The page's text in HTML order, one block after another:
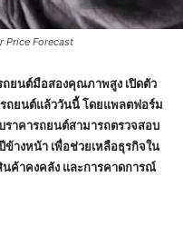
Price Forecast
ถยนต์มือสองคุณภาพสูง เปิดตัว
ถยนต์แล้ววันนี้ โดยแพลตฟอร์ม
ราคารถยนต์สามารถตรวจสอบ
ข้างหน้า เพื่อช่วยเหลือธุรกิจใน
ค้าคงคลัง และการคาดการณ์